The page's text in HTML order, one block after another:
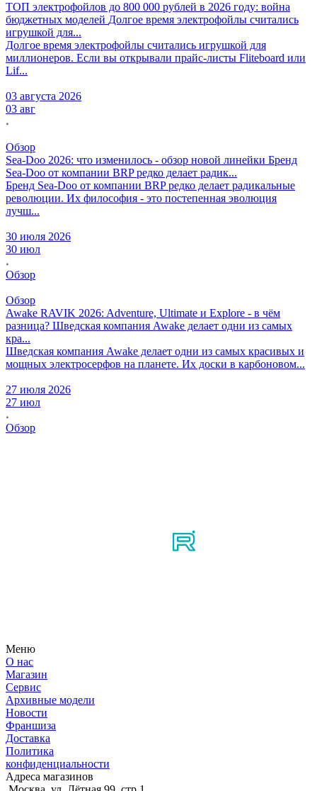
ТОП электрофойлов до 800 000 рублей в 2026 году: война
бюджетных моделей Долгое время электрофойлы считались
игрушкой для...
Долгое время электрофойлы считались игрушкой для
миллионеров. Если вы открывали прайс-листы Fliteboard или
Lif...
03 августа 2026
03 авг
Обзор
Sea-Doo 2026: что изменилось - обзор новой линейки Бренд
Sea-Doo от компании BRP редко делает радик...
Бренд Sea-Doo от компании BRP редко делает радикальные
революции. Их философия - это постепенная эволюция
лучш...
30 июля 2026
30 июл
Обзор
Обзор
Awake RAVIK 2026: Adventure, Ultimate и Explore - в чём
разница? Шведская компания Awake делает одни из самых
кра...
Шведская компания Awake делает одни из самых красивых и
мощных электросерфов на планете. Их доски в карбоновом...
27 июля 2026
27 июл
Обзор
Меню
О нас
Магазин
Сервис
Архивные модели
Новости
Франшиза
Доставка
Политика
конфиденциальности
Адреса магазинов